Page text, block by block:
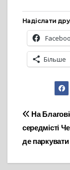
Надіслати
Більше
На
середмісті
де